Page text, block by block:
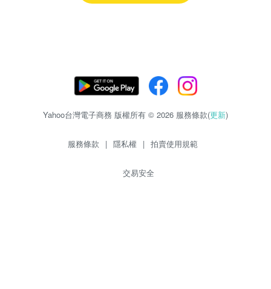
Yahoo台灣電子商務 版權所有 © 2026 服務條款(更新)
服務條款 | 隱私權 | 拍賣使用規範
交易安全